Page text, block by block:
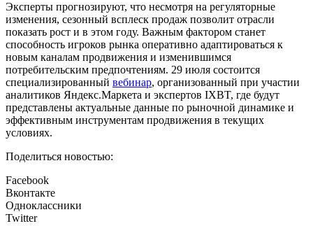
Эксперты прогнозируют, что несмотря на регуляторные
изменения, сезонный всплеск продаж позволит отрасли
показать рост и в этом году. Важным фактором станет
способность игроков рынка оперативно адаптироваться к
новым каналам продвижения и изменившимся
потребительским предпочтениям. 29 июля состоится
специализированный вебинар, организованный при участии
аналитиков Яндекс.Маркета и экспертов IXBT, где будут
представлены актуальные данные по рыночной динамике и
эффективным инструментам продвижения в текущих
условиях.
Поделиться новостью:
Facebook
Вконтакте
Одноклассники
Twitter